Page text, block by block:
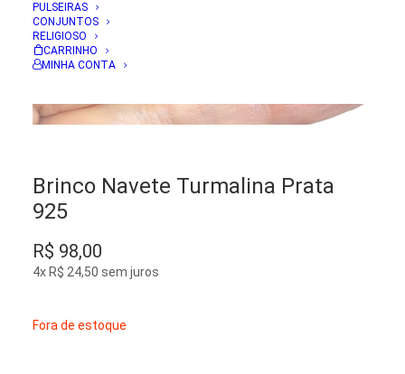
PULSEIRAS
CONJUNTOS
RELIGIOSO
CARRINHO
MINHA CONTA
Brinco Navete Turmalina Prata
925
R$ 98,00
4x R$ 24,50 sem juros
Fora de estoque